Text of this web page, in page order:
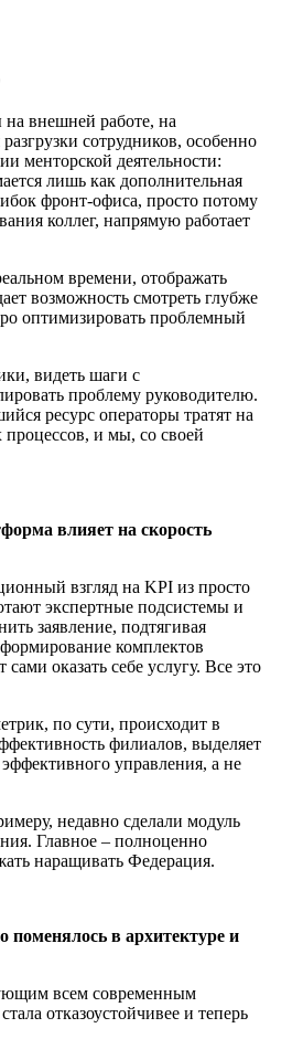
на внешней работе, на
сотрудников, особенно
менторской деятельности:
лишь как дополнительная
фронт-офиса, просто потому
коллег, напрямую работает
времени, отображать
возможность смотреть глубже
оптимизировать проблемный
видеть шаги с
проблему руководителю.
ресурс операторы тратят на
процессов, и мы, со своей
влияет на скорость
взгляд на KPI из просто
экспертные подсистемы и
заявление, подтягивая
комплектов
оказать себе услугу. Все это
по сути, происходит в
филиалов, выделяет
управления, а не
недавно сделали модуль
Главное – полноценно
наращивать Федерация.
в архитектуре и
всем современным
отказоустойчивее и теперь